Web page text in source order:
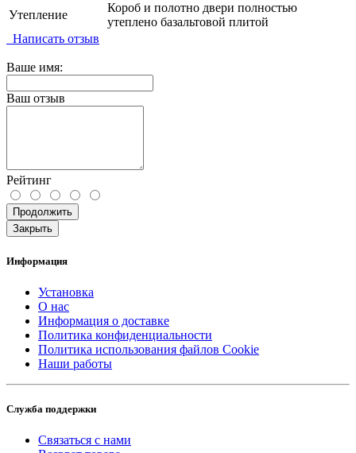
Утепление
Короб и полотно двери полностью
утеплено базальтовой плитой
Написать отзыв
Ваше имя:
Ваш отзыв
Рейтинг
Продолжить
Закрыть
Информация
Установка
О нас
Информация о доставке
Политика конфиденциальности
Политика использования файлов Cookie
Наши работы
Служба поддержки
Связаться с нами